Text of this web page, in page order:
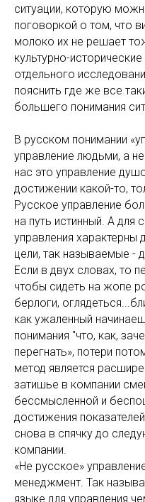
ситуации, которую
поговоркой о том, что
молоко их не решает
культурно-
отдельного
пояснить где же все
большего понимания
В русском понимании
управление людьми, а
нас это управление
достижении какой-то,
Русское управление
на путь истинный. А для
управления характерны
цели, так называемые -
Если в двух словах, то
чтобы сидеть на жопе
берлоги,
как ужаленный
понимания "что, как,
перегнать», потери
метод является
затишье в компании
бессмысленной и
достижения
снова в спячку до
компании.
«Не русское»
менеджмент. Так
языке для управления